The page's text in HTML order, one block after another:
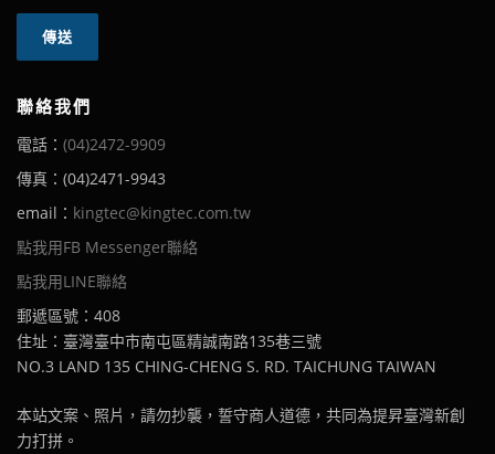
聯絡我們
電話： (04)2472-9909
傳真：(04)2471-9943
email： kingtec@kingtec.com.tw
點我用FB Messenger聯絡
點我用LINE聯絡
郵遞區號：408
住址：臺灣臺中市南屯區精誠南路135巷三號
NO.3 LAND 135 CHING-CHENG S. RD. TAICHUNG TAIWAN
本站文案、照片，請勿抄襲，誓守商人道德，共同為提昇臺灣新創
力打拼。